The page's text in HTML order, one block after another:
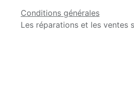
Conditions générales
Les réparations et les ventes